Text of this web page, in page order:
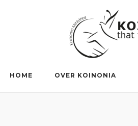
HOME OVER KOINONIA